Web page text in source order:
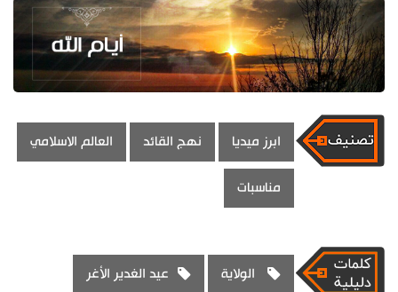
ابرز ميديا نهج القائد العالم الاسلامي
مناسبات
الولاية عيد الغدير الأغر